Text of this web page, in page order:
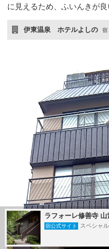
に見えるため、ふいんきが良
伊東温泉 ホテルよしの 宿
ラフォーレ修善寺 山
宿公式サイト スペシャ